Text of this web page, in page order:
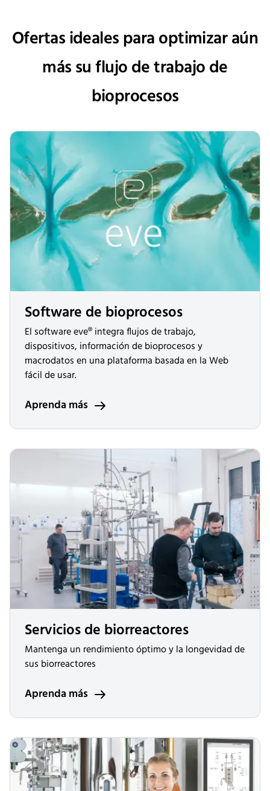
Ofertas ideales para optimizar aún
más su flujo de trabajo de
bioprocesos
Software de bioprocesos
El software eve® integra flujos de trabajo,
dispositivos, información de bioprocesos y
macrodatos en una plataforma basada en la Web
fácil de usar.
Aprenda más
Servicios de biorreactores
Mantenga un rendimiento óptimo y la longevidad de
sus biorreactores
Aprenda más